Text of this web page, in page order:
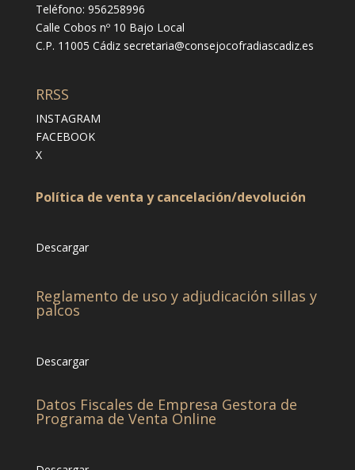
Teléfono: 956258996
Calle Cobos nº 10 Bajo Local
C.P. 11005 Cádiz secretaria@consejocofradiascadiz.es
RRSS
INSTAGRAM
FACEBOOK
X
Política de venta y cancelación/devolución
Descargar
Reglamento de uso y adjudicación sillas y
palcos
Descargar
Datos Fiscales de Empresa Gestora de
Programa de Venta Online